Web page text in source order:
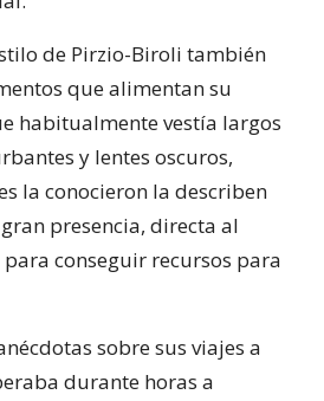
de Pirzio-Biroli también
que alimentan su
habitualmente vestía largos
y lentes oscuros,
la conocieron la describen
presencia, directa al
conseguir recursos para
sobre sus viajes a
durante horas a